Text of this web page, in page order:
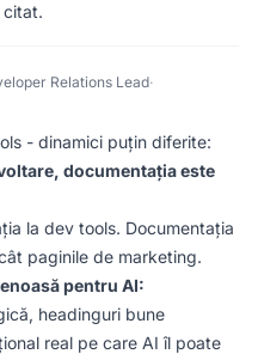
citat.
Relations Lead·
- dinamici puțin diferite:
documentația este
la dev tools. Documentația
paginile de marketing.
pentru AI:
headinguri bune
real pe care AI îl poate